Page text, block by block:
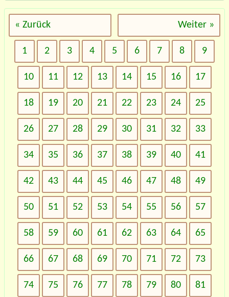
« Zurück Weiter »
1 2 3 4 5 6 7 8 9
10 11 12 13 14 15 16 17
18 19 20 21 22 23 24 25
26 27 28 29 30 31 32 33
34 35 36 37 38 39 40 41
42 43 44 45 46 47 48 49
50 51 52 53 54 55 56 57
58 59 60 61 62 63 64 65
66 67 68 69 70 71 72 73
74 75 76 77 78 79 80 81